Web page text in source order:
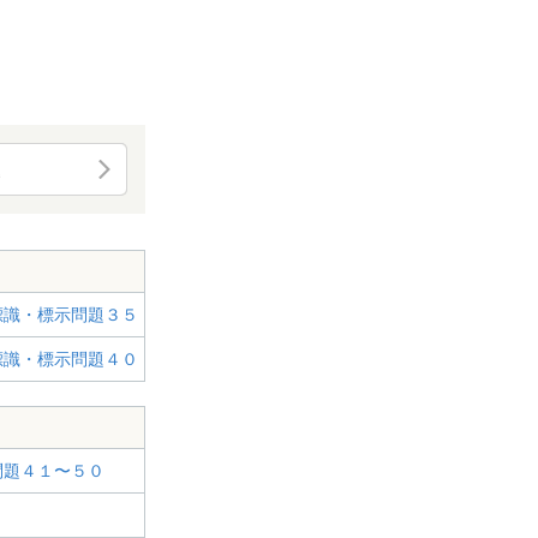
識・標示問題３５
識・標示問題４０
題４１〜５０